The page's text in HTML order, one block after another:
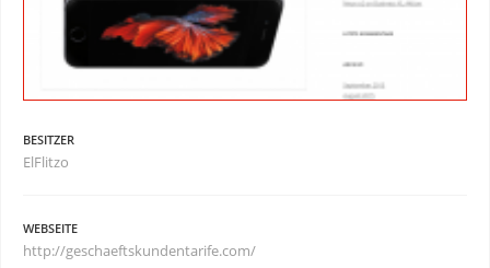
BESITZER
ElFlitzo
WEBSEITE
http://geschaeftskundentarife.com/